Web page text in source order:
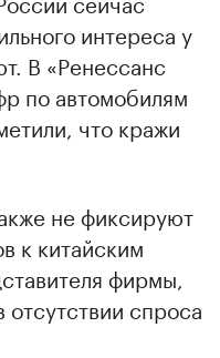
интереса у
В «Ренессанс
по автомобилям
что кражи
не фиксируют
к китайским
фирмы,
спроса